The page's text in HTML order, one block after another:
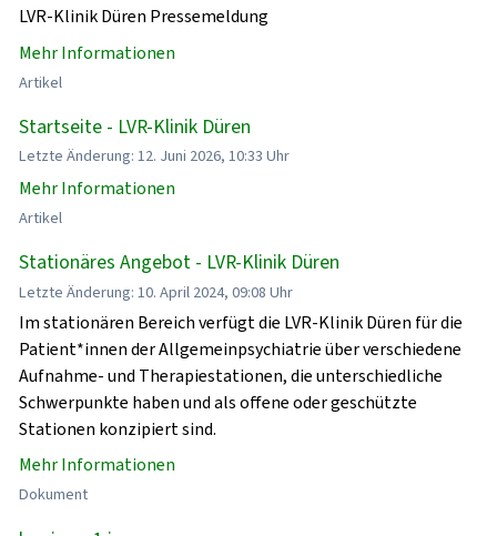
LVR-Klinik Düren Pressemeldung
Mehr Informationen
Artikel
Startseite - LVR-Klinik Düren
Letzte Änderung: 12. Juni 2026, 10:33 Uhr
Mehr Informationen
Artikel
Stationäres Angebot - LVR-Klinik Düren
Letzte Änderung: 10. April 2024, 09:08 Uhr
Im stationären Bereich verfügt die LVR-Klinik Düren für die
Patient*innen der Allgemeinpsychiatrie über verschiedene
Aufnahme- und Therapiestationen, die unterschiedliche
Schwerpunkte haben und als offene oder geschützte
Stationen konzipiert sind.
Mehr Informationen
Dokument